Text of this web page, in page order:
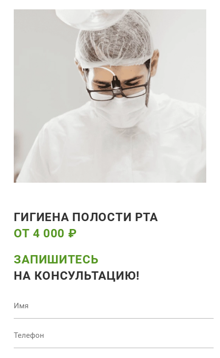
ГИГИЕНА ПОЛОСТИ РТА
ОТ 4 000 ₽
ЗАПИШИТЕСЬ
НА КОНСУЛЬТАЦИЮ!